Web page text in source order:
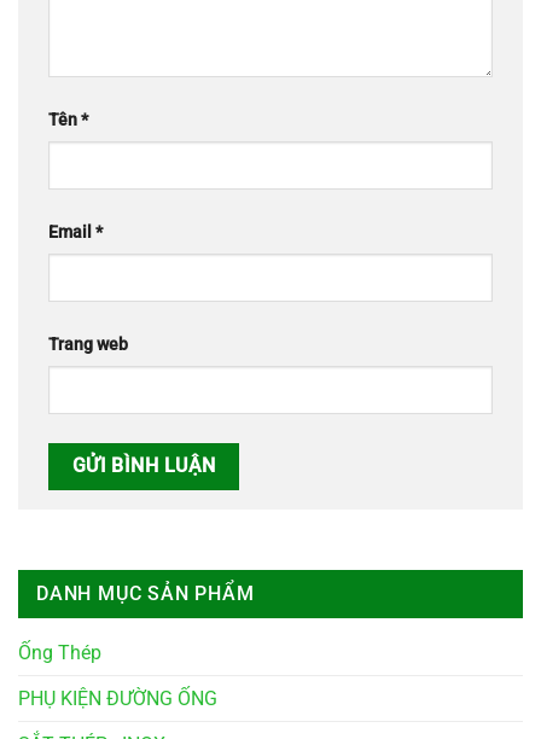
DANH MỤC SẢN PHẨM
Ống Thép
PHỤ KIỆN ĐƯỜNG ỐNG
Tên*
Email *
Trang web